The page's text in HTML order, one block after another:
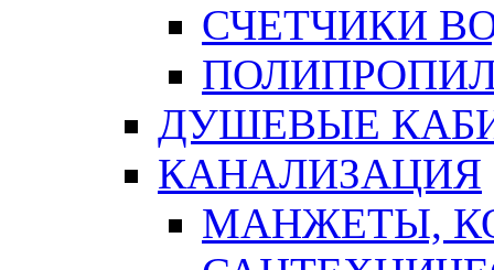
СЧЕТЧИКИ
ДУШЕВЫЕ
КАНАЛИЗАЦИЯ
МАНЖЕТЫ,